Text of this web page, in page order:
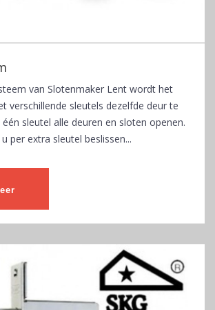
van Slotenmaker Lent wordt het
verschillende sleutels dezelfde deur te
sleutel alle deuren en sloten openen.
per extra sleutel beslissen...